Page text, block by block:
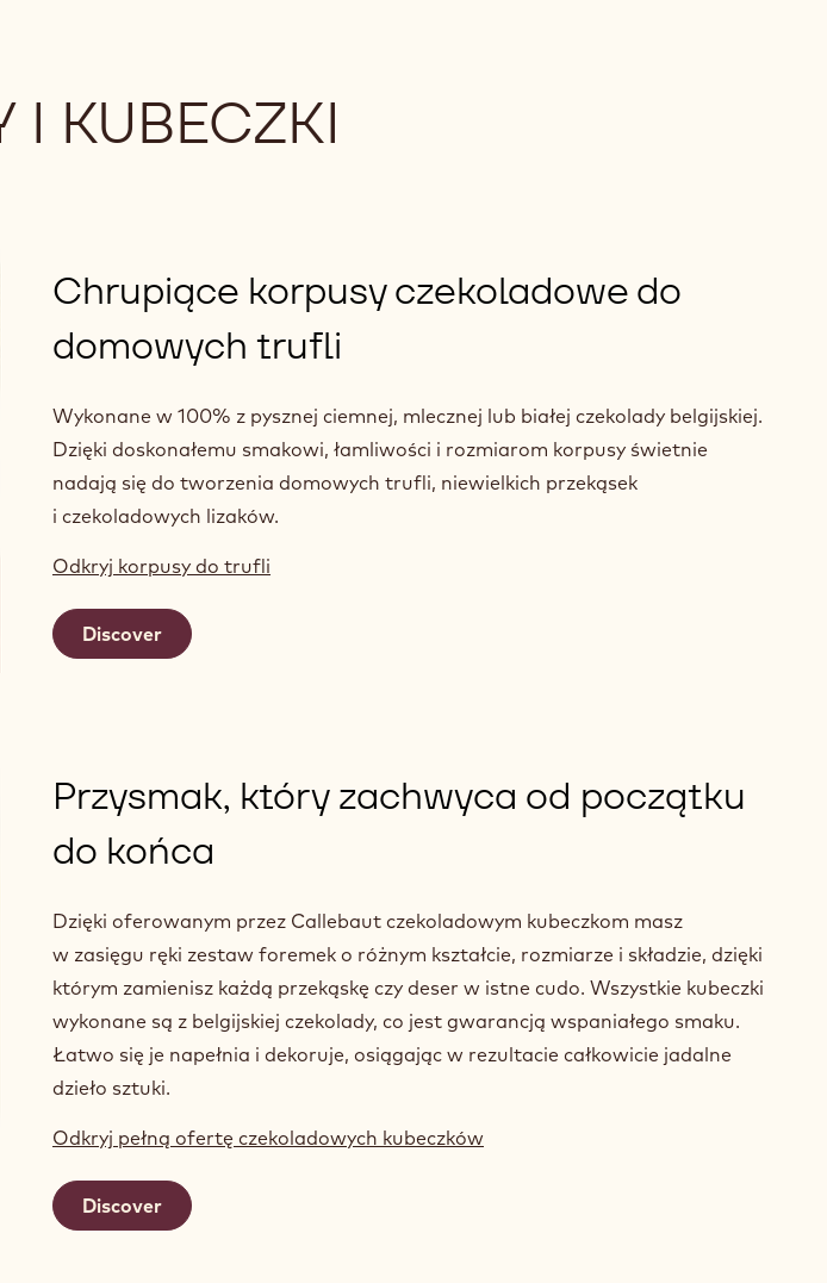
I KUBECZKI
Chrupiące korpusy czekoladowe do
domowych trufli
Wykonane w 100% z pysznej ciemnej, mlecznej lub białej czekolady belgijskiej.
Dzięki doskonałemu smakowi, łamliwości i rozmiarom korpusy świetnie
nadają się do tworzenia domowych trufli, niewielkich przekąsek
i czekoladowych lizaków.
Odkryj korpusy do trufli
Discover
Przysmak, który zachwyca od początku
do końca
Dzięki oferowanym przez Callebaut czekoladowym kubeczkom masz
w zasięgu ręki zestaw foremek o różnym kształcie, rozmiarze i składzie, dzięki
którym zamienisz każdą przekąskę czy deser w istne cudo. Wszystkie kubeczki
wykonane są z belgijskiej czekolady, co jest gwarancją wspaniałego smaku.
Łatwo się je napełnia i dekoruje, osiągając w rezultacie całkowicie jadalne
dzieło sztuki.
Odkryj pełną ofertę czekoladowych kubeczków
Discover